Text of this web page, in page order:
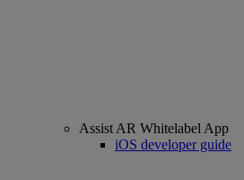
Assist AR Whitelabel App
iOS developer guide